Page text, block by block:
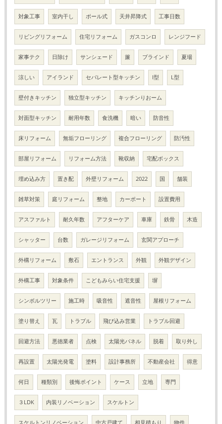
対象工事 室内干し ポール式 天井昇降式 工事日数
リビングリフォーム 住宅リフォーム ガスコンロ レンジフード
家事テク 日除け サンシェード 簾 ブラインド 夏場
涼しい アイランド セパレート型キッチン I型 L型
壁付きキッチン 独立型キッチン キッチンりおーム
対面型キッチン 耐用年数 食洗機 暗い 防音性
床リフォーム 無垢フローリング 複合フローリング 防汚性
部屋リフォーム リフォーム方法 靴収納 宅配ボックス
埋め込み方 置き配 外壁リフォーム 2022 国 舗装
雑草対策 庭リフォーム 整地 カーポート 設置費用
アスファルト 耐久年数 アフターケア 車庫 鉄骨 木造
シャッター 台数 ガレージリフォーム 玄関アプローチ
外構リフォーム 敷石 エントランス 外観 外観デザイン
外構工事 対象条件 こどもみらい住宅支援 塀
シンボルツリー 施工時 吸音性 遮音性 屋根リフォーム
塗り替え 瓦 トラブル 飛び込み営業 トラブル回避
回避方法 悪徳業者 点検 太陽光パネル 脱着 取り外し
再設置 太陽光発電 塗料 設計事務所 不動産会社 得意
何日 種類別 後悔ポイント ケース 立地 専門
３LDK 内装リノベーション スケルトン
スケルトンリノベーション 中古戸建て 相見積もり 物件